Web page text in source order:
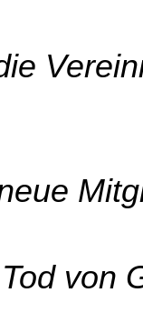
von